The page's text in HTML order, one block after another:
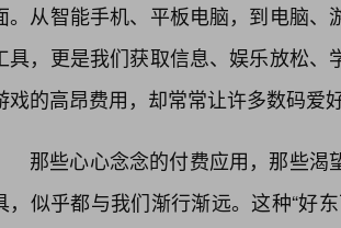
。从智能手机、平板电脑，到电脑
具，更是我们获取信息、娱乐放松
戏的高昂费用，却常常让许多数码爱
那些心心念念的付费应用，那些
，似乎都与我们渐行渐远。这种“好